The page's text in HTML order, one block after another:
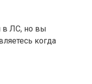
в ЛС, но вы
когда